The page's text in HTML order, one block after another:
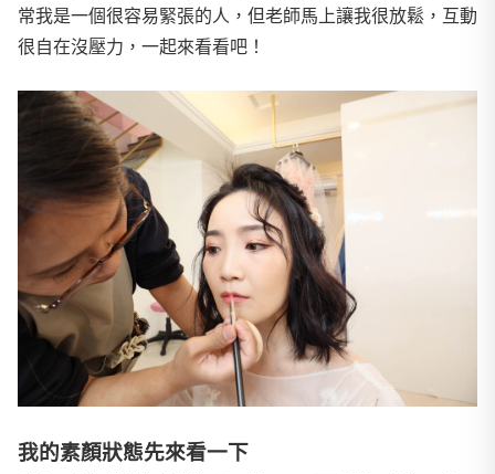
常我是一個很容易緊張的人，但老師馬上讓我很放鬆，互動
很自在沒壓力，一起來看看吧！
我的素顏狀態先來看一下